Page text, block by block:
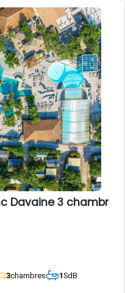
Davaine 3 chambres
3chambres 1SdB